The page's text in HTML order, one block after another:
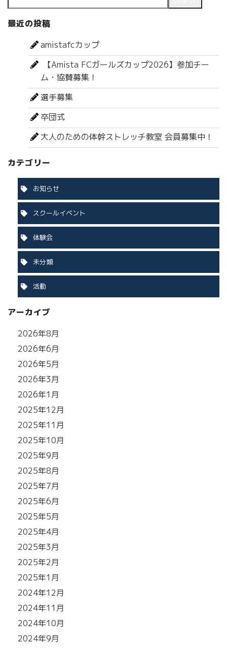
最近の投稿
amistafcカップ
【Amista FCガールズカップ2026】参加チー
ム・協賛募集！
選手募集
卒団式
大人のための体幹ストレッチ教室 会員募集中！
カテゴリー
お知らせ
スクールイベント
体験会
未分類
活動
アーカイブ
2026年8月
2026年6月
2026年5月
2026年3月
2026年1月
2025年12月
2025年11月
2025年10月
2025年9月
2025年8月
2025年7月
2025年6月
2025年5月
2025年4月
2025年3月
2025年2月
2025年1月
2024年12月
2024年11月
2024年10月
2024年9月